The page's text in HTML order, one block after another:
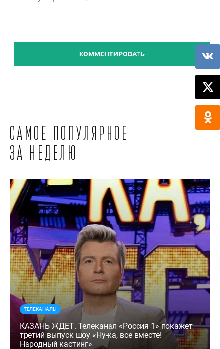
КОММЕНТИРОВАТЬ
Самое популярное
за неделю
ТЕЛЕКАНАЛЫ
КАЗАНЬ ЖДЕТ. Телеканал «Россия 1» покажет
третий выпуск шоу «Ну-ка, все вместе!
Народный кастинг»